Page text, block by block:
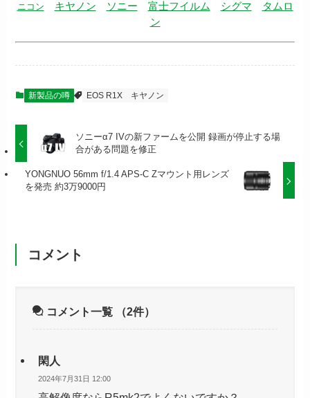
ニコン キヤノン ソニー 富士フイルム シグマ
タムロ
ン
新製品の噂 EOS R1X キヤノン
ソニーα7 IVの新ファームを公開 録画が停止する場
合がある問題を修正
YONGNUO 56mm f/1.4 APS-C Zマウント用レンズ
を発売 約3万9000円
コメント
コメント一覧 （2件）
閑人
2024年7月31日 12:00